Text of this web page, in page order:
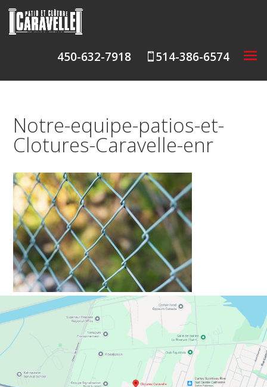
450-632-7918  514-386-6574
Notre-equipe-patios-et-
Clotures-Caravelle-enr